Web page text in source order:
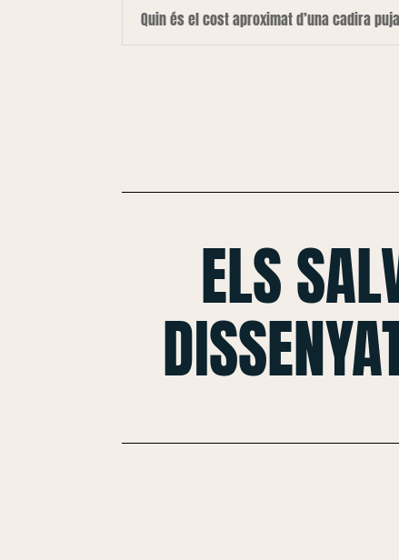
Quin és el cost aproximat d’una cadira
ELS